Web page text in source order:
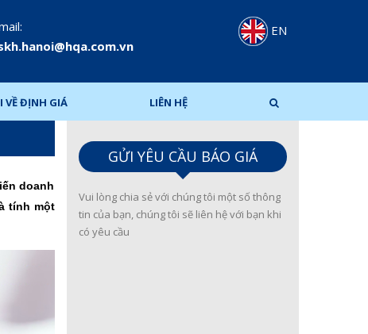
EN
VỀ ĐỊNH GIÁ LIÊN HỆ
doanh
tính một
GỬI YÊU CẦU BÁO GIÁ
Vui lòng chia sẻ với chúng tôi một số thông
tin của bạn, chúng tôi sẽ liên hệ với bạn khi
có yêu cầu